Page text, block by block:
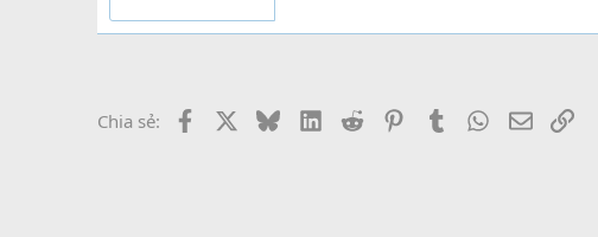
Chia sẻ: Facebook BlueskyLinkedIn
Reddit PinterestTumblr WhatsApp
EmailLink